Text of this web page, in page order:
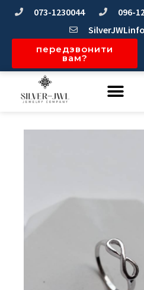
Перейти073-1230044 096-
передзвонити
вам?